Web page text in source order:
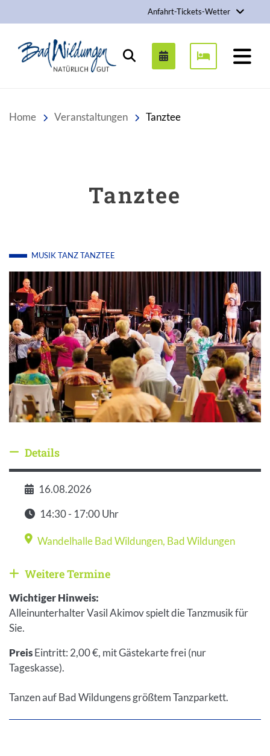
Anfahrt-Tickets-Wetter
Stadt Bad Wildungen
Suchen
Home Veranstaltungen Tanztee
Tanztee
MUSIKTANZTANZTEE
Details ausblenden
Details
Datum
16.08.2026
Zeit
14:30 - 17:00 Uhr
Veranstaltungsort
Wandelhalle Bad Wildungen, Bad Wildungen
Weitere Veranstaltungen anzeigen
Weitere Termine
Wichtiger Hinweis:
Alleinunterhalter Vasil Akimov spielt die Tanzmusik für
Sie.
PreisEintritt: 2,00 €, mit Gästekarte frei (nur
Tageskasse).
Tanzen auf Bad Wildungens größtem Tanzparkett.